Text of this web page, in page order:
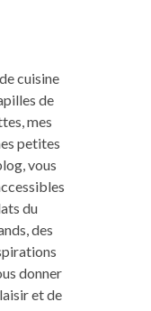
cuisine
de
mes
petites
vous
du
des
donner
et de